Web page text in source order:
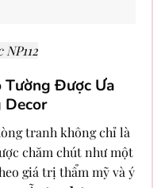
Tường Được Ưa
Decor
tranh không chỉ là
chăm chút như một
giá trị thẩm mỹ và ý